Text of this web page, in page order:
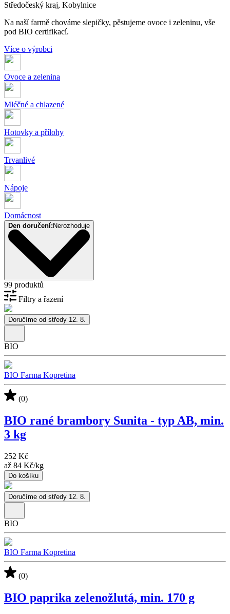
Středočeský kraj, Kobylnice
Na naší farmě chováme slepičky, pěstujeme ovoce i zeleninu, vše
pod BIO certifikací.
Více o výrobci
Ovoce a zelenina
Mléčné a chlazené
Hotovky a přílohy
Trvanlivé
Nápoje
Domácnost
Den doručení: Nerozhoduje
99 produktů
Filtry a řazení
Doručíme od středy 12. 8.
BIO
BIO Farma Kopretina
(0)
BIO rané brambory Sunita - typ AB, min.
3 kg
252 Kč
až 84 Kč/kg
Do košíku
Doručíme od středy 12. 8.
BIO
BIO Farma Kopretina
(0)
BIO paprika zelenožlutá, min. 170 g